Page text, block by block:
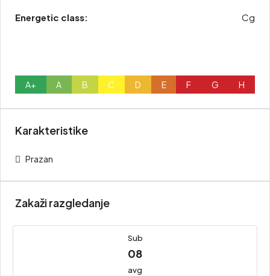
Energetic class: Cg
A+ A B C D E F G H
Karakteristike
Prazan
Zakaži razgledanje
Sub
08
avg